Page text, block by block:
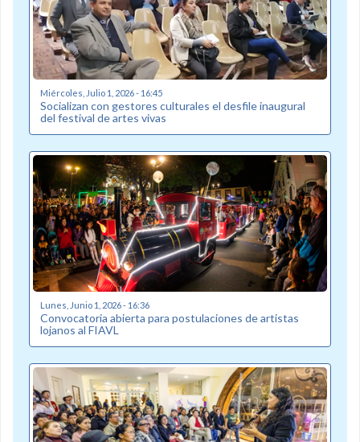
Miércoles, Julio 1, 2026 - 16:45
Socializan con gestores culturales el desfile inaugural
del festival de artes vivas
Lunes, Junio 1, 2026 - 16:36
Convocatoria abierta para postulaciones de artistas
lojanos al FIAVL